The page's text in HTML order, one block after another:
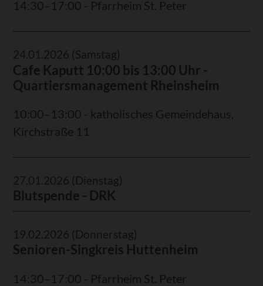
14:30–17:00 - Pfarrheim St. Peter
24.01.2026 (Samstag)
Cafe Kaputt 10:00 bis 13:00 Uhr -
Quartiersmanagement Rheinsheim
10:00–13:00 - katholisches Gemeindehaus,
Kirchstraße 11
27.01.2026 (Dienstag)
Blutspende - DRK
19.02.2026 (Donnerstag)
Senioren-Singkreis Huttenheim
14:30–17:00 - Pfarrheim St. Peter